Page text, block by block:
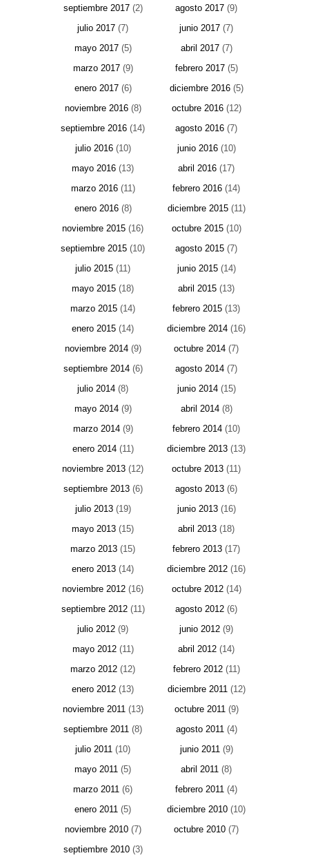
septiembre 2017(2) agosto 2017 (9)
julio 2017 (7) junio 2017 (7)
mayo 2017(5) abril 2017(7)
marzo 2017(9) febrero 2017(5)
enero 2017(6) diciembre 2016(5)
noviembre 2016(8) octubre 2016(12)
septiembre 2016 (14) agosto 2016 (7)
julio 2016(10) junio 2016(10)
mayo 2016 (13) abril 2016 (17)
marzo 2016(11) febrero 2016 (14)
enero 2016(8) diciembre 2015(11)
noviembre 2015 (16) octubre 2015(10)
septiembre 2015 (10) agosto 2015 (7)
julio 2015 (11) junio 2015(14)
mayo 2015 (18) abril 2015 (13)
marzo 2015 (14) febrero 2015 (13)
enero 2015 (14) diciembre 2014 (16)
noviembre 2014(9) octubre 2014 (7)
septiembre 2014(6) agosto 2014 (7)
julio 2014 (8) junio 2014(15)
mayo 2014(9) abril 2014(8)
marzo 2014(9) febrero 2014 (10)
enero 2014(11) diciembre 2013 (13)
noviembre 2013 (12) octubre 2013 (11)
septiembre 2013(6) agosto 2013 (6)
julio 2013(19) junio 2013(16)
mayo 2013 (15) abril 2013 (18)
marzo 2013 (15) febrero 2013 (17)
enero 2013 (14) diciembre 2012 (16)
noviembre 2012 (16) octubre 2012(14)
septiembre 2012(11) agosto 2012 (6)
julio 2012 (9) junio 2012 (9)
mayo 2012(11) abril 2012 (14)
marzo 2012 (12) febrero 2012(11)
enero 2012 (13) diciembre 2011(12)
noviembre 2011(13) octubre 2011(9)
septiembre 2011 (8) agosto 2011(4)
julio 2011 (10) junio 2011(9)
mayo 2011 (5) abril 2011 (8)
marzo 2011 (6) febrero 2011 (4)
enero 2011 (5) diciembre 2010 (10)
noviembre 2010(7) octubre 2010 (7)
septiembre 2010(3)